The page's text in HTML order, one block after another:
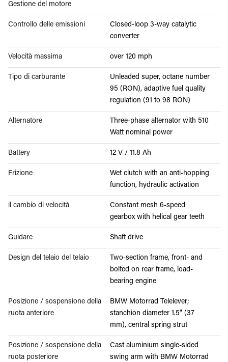
Gestione del motore
Controllo delle emissioni
Closed-loop 3-way catalytic
converter
Velocità massima over 120 mph
Tipo di carburante
Unleaded super, octane number
95 (RON), adaptive fuel quality
regulation (91 to 98 RON)
Alternatore
Three-phase alternator with 510
Watt nominal power
Battery 12 V / 11.8 Ah
Frizione
Wet clutch with an anti-hopping
function, hydraulic activation
il cambio di velocità
Constant mesh 6-speed
gearbox with helical gear teeth
Guidare Shaft drive
Design del telaio del telaio
Two-section frame, front- and
bolted on rear frame, load-
bearing engine
Posizione / sospensione della
ruota anteriore
BMW Motorrad Telelever;
stanchion diameter 1.5" (37
mm), central spring strut
Posizione / sospensione della
ruota posteriore
Cast aluminium single-sided
swing arm with BMW Motorrad